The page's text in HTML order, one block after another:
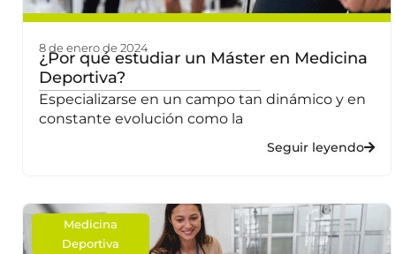
8 de enero de 2024
¿Por qué estudiar un Máster en Medicina
Deportiva?
Especializarse en un campo tan dinámico y en
constante evolución como la
Seguir leyendo
Medicina
Deportiva